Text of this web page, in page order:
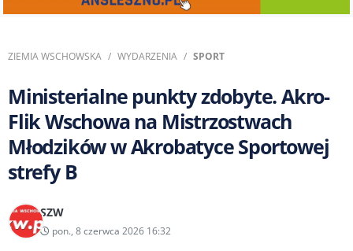
ZIEMIA WSCHOWSKA WYDARZENIA SPORT
Ministerialne punkty zdobyte. Akro-
Flik Wschowa na Mistrzostwach
Młodzików w Akrobatyce Sportowej
strefy B
SZW
pon., 8 czerwca 2026 16:32